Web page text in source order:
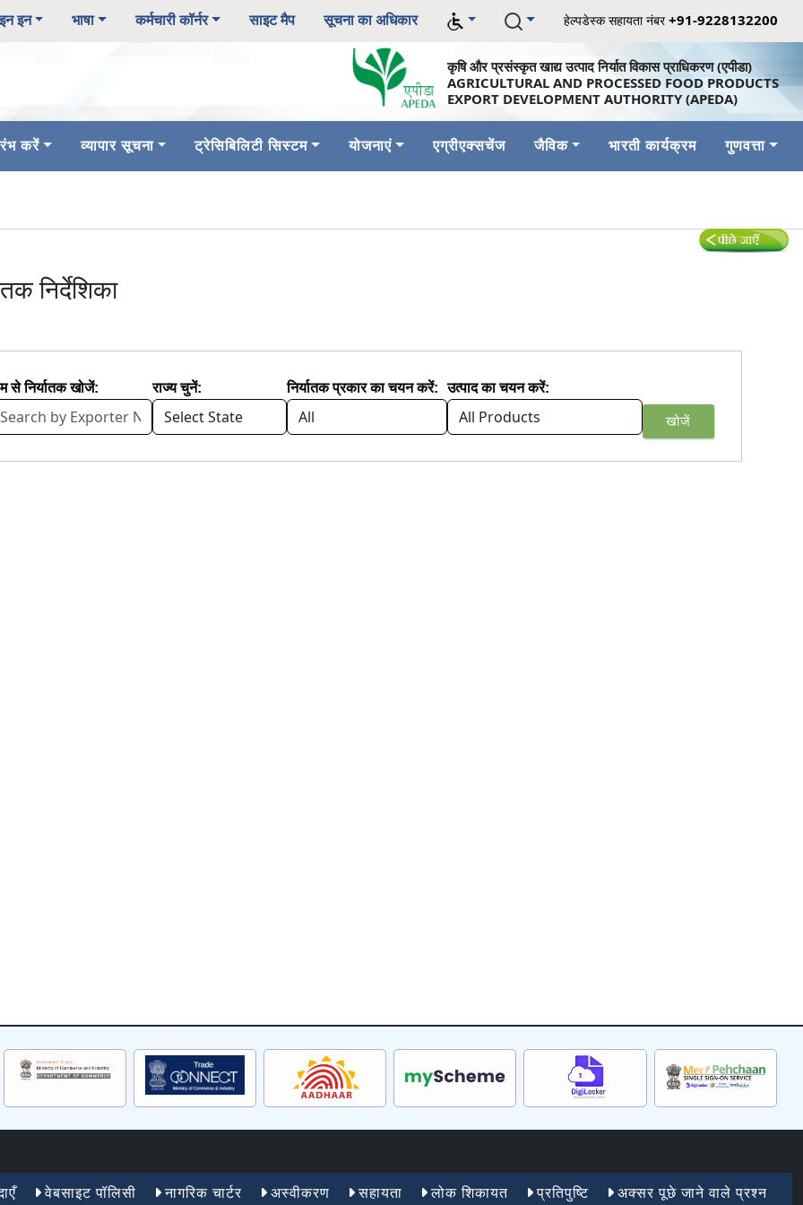
इन भाषा कर्मचारी कॉर्नर साइट मैप सूचना का अधिकार हेल्पडेस्क सहायता नंबर+91-9228132200
कृषि और प्रसंस्कृत खाद्य उत्पाद निर्यात विकास प्राधिकरण (एपीडा)
AGRICULTURAL AND PROCESSED FOOD PRODUCTS
EXPORT DEVELOPMENT AUTHORITY (APEDA)
करें व्यापार सूचना ट्रेसिबिलिटी सिस्टम योजनाएं एग्रीएक्सचेंज जैविक भारती कार्यक्रम गुणवत्ता
निर्देशिका
से निर्यातक खोजें: राज्य चुनें: निर्यातक प्रकार का चयन करें: उत्पाद का चयन करें:
वेबसाइट पॉलिसी नागरिक चार्टर अस्वीकरण सहायता लोक शिकायत प्रतिपुष्टि
अक्सर पूछे जाने वाले प्रश्न